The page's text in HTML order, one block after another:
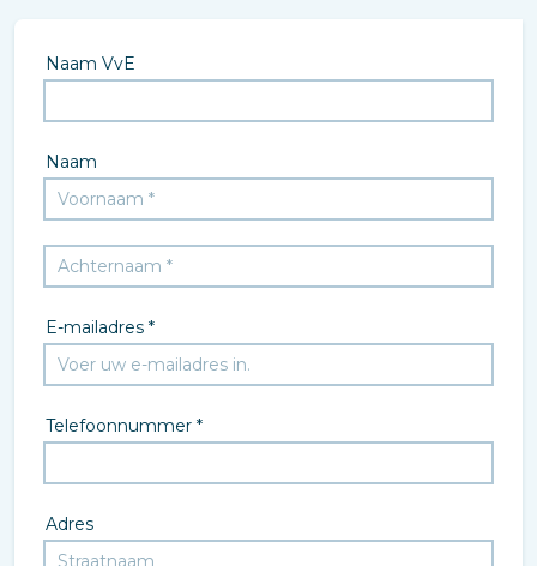
Naam VvE
Naam
E-mailadres *
Telefoonnummer *
Adres